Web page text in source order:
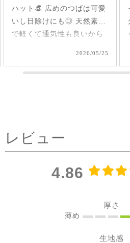
ハット👒 広めのつばは可愛
いし日除けにも◎ 天然素材
で軽くて通気性も良いから
フェアトレード #fairtrade #
2026/05/25
レビュー
4.86
厚さ
薄め
生地感